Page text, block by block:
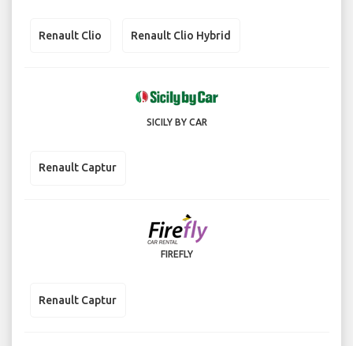
Renault Clio Renault Clio Hybrid
SICILY BY CAR
Renault Captur
FIREFLY
Renault Captur